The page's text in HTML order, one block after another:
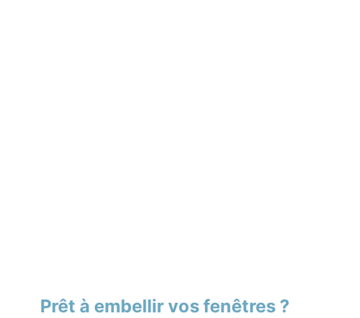
Prêt à embellir vos fenêtres ?